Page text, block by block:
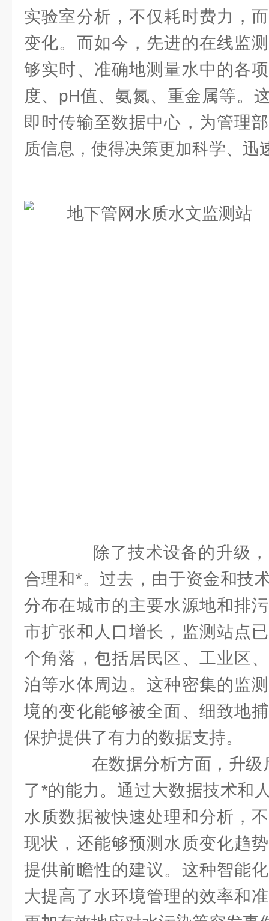
实验室分析，不仅耗时费力，
变化。而如今，先进的在线监
够实时、准确地测量水中的各
度、pH值、氨氮、重金属等。
即时传输至数据中心，为管理
质信息，使得决策更加科学、迅
除了技术设备的升级，
合理和*。过去，由于资金和技
分布在城市的主要水源地和排
市扩张和人口增长，监测站点
个角落，包括居民区、工业区
泊等水体周边。这种密集的监
境的变化能够被全面、细致地
保护提供了有力的数据支持。
在数据分析方面，升级
了*的能力。通过大数据技术和
水质数据被快速处理和分析，
现状，还能够预测水质变化趋
提供前瞻性的建议。这种智能
大提高了水环境管理的效率和